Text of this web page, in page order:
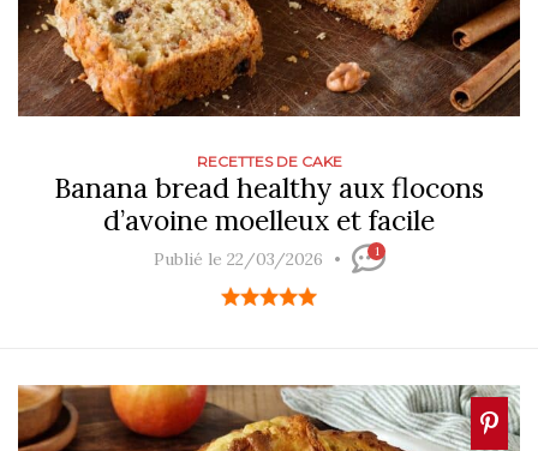
RECETTES DE CAKE
Banana bread healthy aux flocons
d’avoine moelleux et facile
Publié le 22/03/2026 1